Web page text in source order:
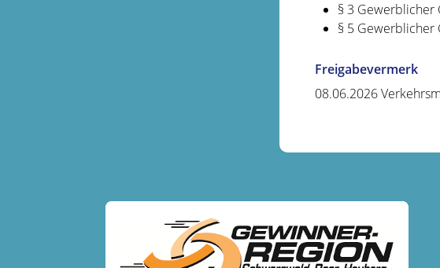
§ 3 Gewerblicher
§ 5 Gewerblicher
Freigabevermerk
08.06.2026